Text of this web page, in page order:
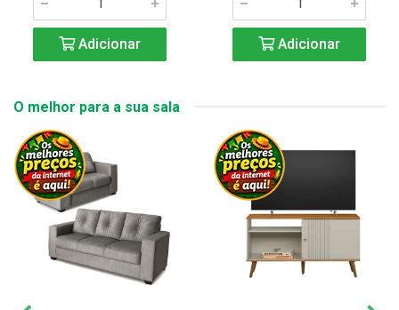
Adicionar Adicionar
O melhor para a sua sala